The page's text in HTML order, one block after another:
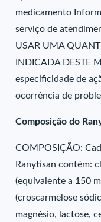
medicamento
serviço de
USAR UMA
INDICADA DESTE
especificidade de
ocorrência de
Composição do
COMPOSIÇÃO:
Ranytisan contém:
(equivalente a 150
(croscarmelose
magnésio, lactose,